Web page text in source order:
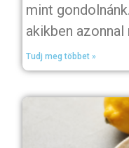
mint
akikben
Tudj meg többet »